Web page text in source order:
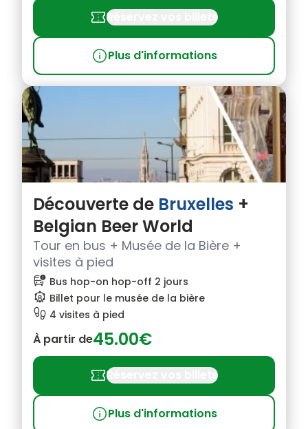
confirmation_numberRéservez vos billets
infoPlus d'informations
Découverte de Bruxelles +
Belgian Beer World
Tour en bus + Musée de la Bière +
visites à pied
bus_alert Bus hop-on hop-off 2 jours
attractions Billet pour le musée de la bière
footprint 4 visites à pied
À partir de45.00€
confirmation_numberRéservez vos billets
infoPlus d'informations